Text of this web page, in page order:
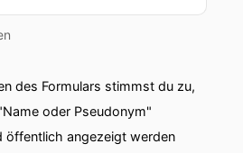
des Formulars stimmst du zu,
oder Pseudonym"
öffentlich angezeigt werden